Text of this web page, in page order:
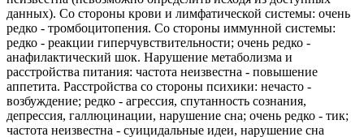
данных). Со стороны крови и лимфатической системы: очень
редко - тромбоцитопения. Со стороны иммунной системы:
редко - реакции гиперчувствительности; очень редко -
анафилактический шок. Нарушение метаболизма и
расстройства питания: частота неизвестна - повышение
аппетита. Расстройства со стороны психики: нечасто -
возбуждение; редко - агрессия, спутанность сознания,
депрессия, галлюцинации, нарушение сна; очень редко - тик;
частота неизвестна - суицидальные идеи, нарушение сна